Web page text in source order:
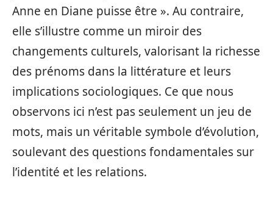
Anne en Diane puisse être ». Au contraire,
elle s’illustre comme un miroir des
changements culturels, valorisant la richesse
des prénoms dans la littérature et leurs
implications sociologiques. Ce que nous
observons ici n’est pas seulement un jeu de
mots, mais un véritable symbole d’évolution,
soulevant des questions fondamentales sur
l’identité et les relations.